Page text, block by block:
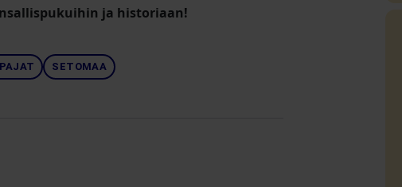
ja historiaan!
SETOMAA